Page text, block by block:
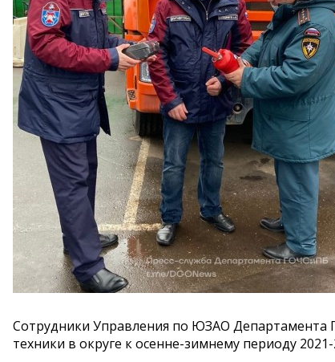
Сотрудники Управления по ЮЗАО
техники в округе к осенне-зимнему периоду